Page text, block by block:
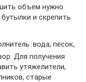
объем нужно
и скрепить
вода, песок,
Для получения
утяжелители,
старые